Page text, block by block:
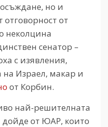
но и
отговорност от
неколцина
сенатор –
с изявления,
Израел, макар и
от Корбин.
най-решителната
от ЮАР, които